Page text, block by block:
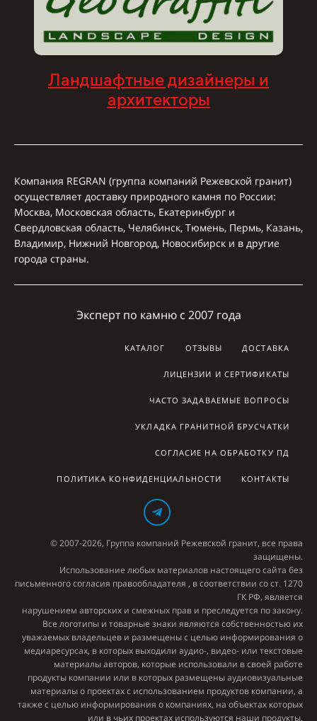
Ландшафтные дизайнеры и
архитекторы
Компания REGRAN (группа компаний Режевской гранит)
осуществляет доставку природного камня по России:
Москва, Московская область, Екатеринбург и
Свердловская область, Челябинск, Тюмень, Пермь, Казань,
Владимир, Нижний Новгород, Новосибирск и в другие
города страны.
Эксперт по камню с 2007 года
КАТАЛОГ ОТЗЫВЫ ДОСТАВКА
ЛИЦЕНЗИИ И СЕРТИФИКАТЫ
ЧАСТО ЗАДАВАЕМЫЕ ВОПРОСЫ
УКЛАДКА ГРАНИТНОЙ БРУСЧАТКИ
СОГЛАСИЕ НА ОБРАБОТКУ ПД
ПОЛИТИКА КОНФИДЕНЦИАЛЬНОСТИ КОНТАКТЫ
© 2007-2026, Группа компаний Режевской гранит, все права
защищены.
Использование любых материалов настоящего сайта без
письменного согласия правообладателя , в соответствии со ст. 1270
ГК РФ, является
нарушением авторских и смежных прав и преследуется по закону.
Все логотипы и товарные знаки являются собственностью их
уважаемых владельцев и размещены с целью информирования о
медиаресурсах, в которых выходили аудио-, видео- или текстовые
материалы авторов, которые использовали в своей работе
продукты компании или в которых размещены аудиовизуальные
материалы о проектах с использованием продуктов компании, а
также с целью информирования о компаниях, на объектах которых
или в чьих проектах используются наши продукты.